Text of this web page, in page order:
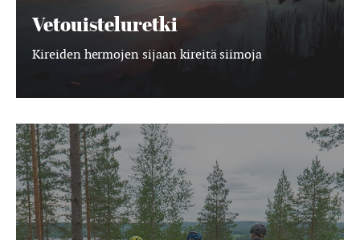
Vetouisteluretki
Kireiden hermojen sijaan kireitä siimoja
E-
fatbike
maastopyörät